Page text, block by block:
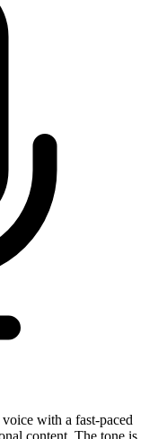
with a fast-paced